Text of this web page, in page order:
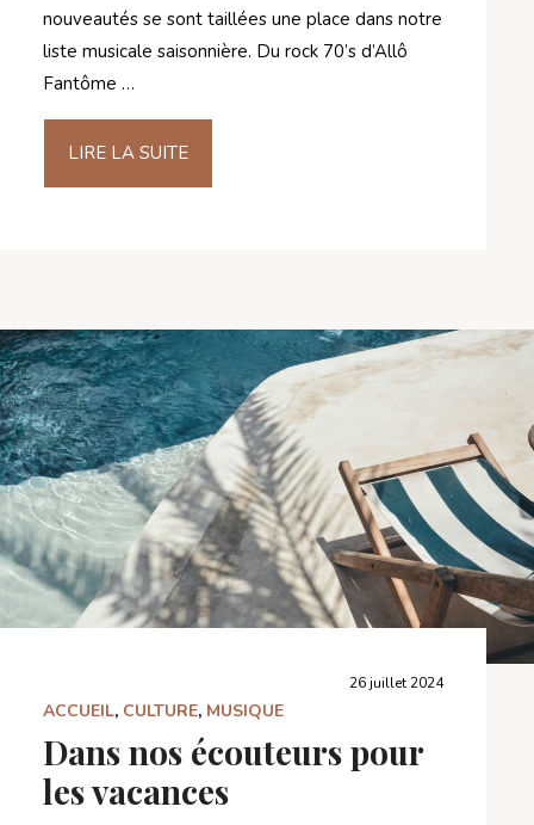
nouveautés se sont taillées une place dans notre
liste musicale saisonnière. Du rock 70’s d’Allô
Fantôme …
LIRE LA SUITE
26 juillet 2024
ACCUEIL, CULTURE, MUSIQUE
Dans nos écouteurs pour
les vacances